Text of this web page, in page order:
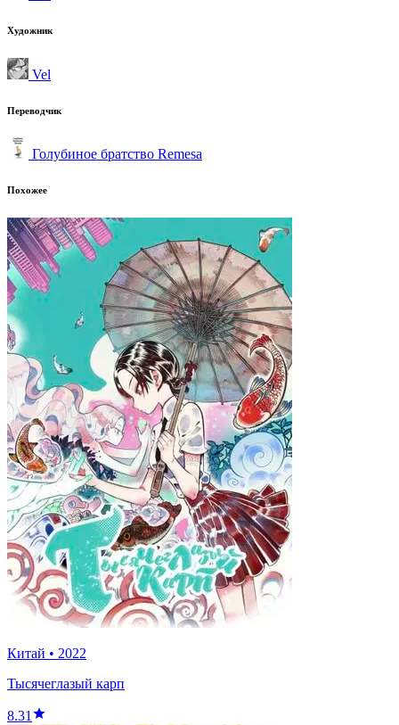
Художник
Vel
Переводчик
Голубиное братство Remesa
Похожее
Китай • 2022
Тысячеглазый карп
8.31